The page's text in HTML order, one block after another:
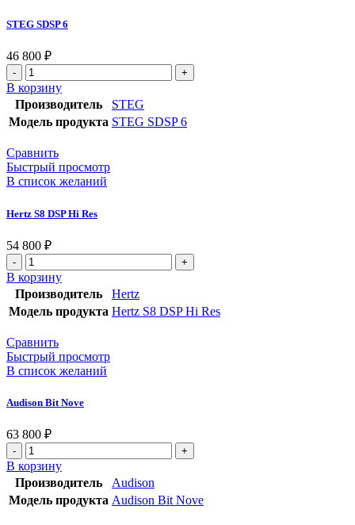
STEG SDSP 6
46 800 ₽
В корзину
Производитель
STEG
Модель продукта STEG SDSP 6
Сравнить
Быстрый просмотр
В список желаний
Hertz S8 DSP Hi Res
54 800 ₽
В корзину
Производитель
Hertz
Модель продукта Hertz S8 DSP Hi Res
Сравнить
Быстрый просмотр
В список желаний
Audison Bit Nove
63 800 ₽
В корзину
Производитель
Audison
Модель продукта Audison Bit Nove